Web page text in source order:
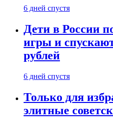
6 дней спустя
Дети в России
игры и
рублей
6 дней спустя
Только для
элитные